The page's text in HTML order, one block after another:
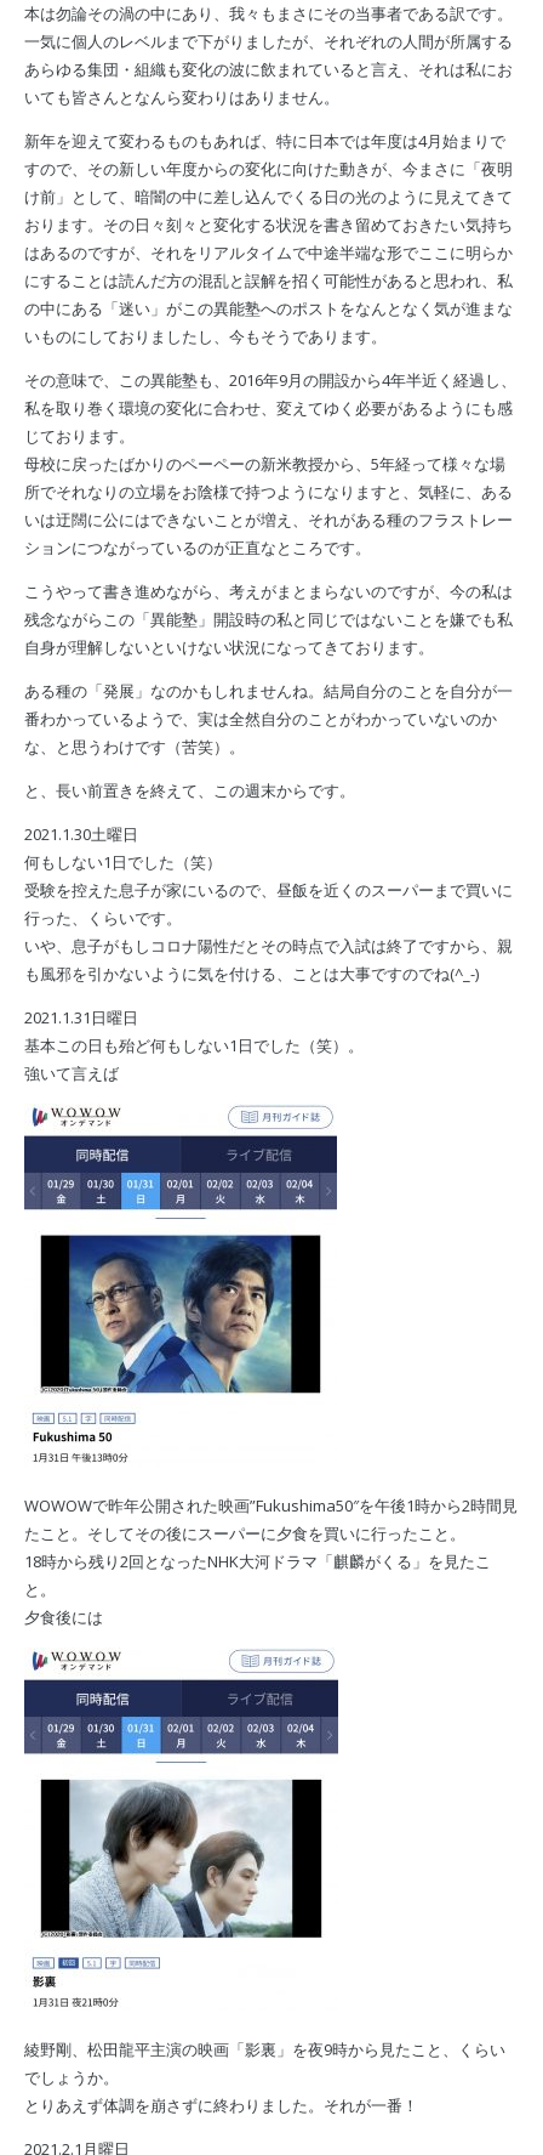
本は勿論その渦の中にあり、我々もまさにその当事者である訳です。
一気に個人のレベルまで下がりましたが、それぞれの人間が所属する
あらゆる集団・組織も変化の波に飲まれていると言え、それは私にお
いても皆さんとなんら変わりはありません。
新年を迎えて変わるものもあれば、特に日本では年度は4月始まりで
すので、その新しい年度からの変化に向けた動きが、今まさに「夜明
け前」として、暗闇の中に差し込んでくる日の光のように見えてきて
おります。その日々刻々と変化する状況を書き留めておきたい気持ち
はあるのですが、それをリアルタイムで中途半端な形でここに明らか
にすることは読んだ方の混乱と誤解を招く可能性があると思われ、私
の中にある「迷い」がこの異能塾へのポストをなんとなく気が進まな
いものにしておりましたし、今もそうであります。
その意味で、この異能塾も、2016年9月の開設から4年半近く経過し、
私を取り巻く環境の変化に合わせ、変えてゆく必要があるようにも感
じております。
母校に戻ったばかりのペーペーの新米教授から、5年経って様々な場
所でそれなりの立場をお陰様で持つようになりますと、気軽に、ある
いは迂闊に公にはできないことが増え、それがある種のフラストレー
ションにつながっているのが正直なところです。
こうやって書き進めながら、考えがまとまらないのですが、今の私は
残念ながらこの「異能塾」開設時の私と同じではないことを嫌でも私
自身が理解しないといけない状況になってきております。
ある種の「発展」なのかもしれませんね。結局自分のことを自分が一
番わかっているようで、実は全然自分のことがわかっていないのか
な、と思うわけです（苦笑）。
と、長い前置きを終えて、この週末からです。
2021.1.30土曜日
何もしない1日でした（笑）
受験を控えた息子が家にいるので、昼飯を近くのスーパーまで買いに
行った、くらいです。
いや、息子がもしコロナ陽性だとその時点で入試は終了ですから、親
も風邪を引かないように気を付ける、ことは大事ですのでね(^_-)
2021.1.31日曜日
基本この日も殆ど何もしない1日でした（笑）。
強いて言えば
WOWOWで昨年公開された映画”Fukushima50″を午後1時から2時間見
たこと。そしてその後にスーパーに夕食を買いに行ったこと。
18時から残り2回となったNHK大河ドラマ「麒麟がくる」を見たこ
と。
夕食後には
綾野剛、松田龍平主演の映画「影裏」を夜9時から見たこと、くらい
でしょうか。
とりあえず体調を崩さずに終わりました。それが一番！
2021.2.1月曜日